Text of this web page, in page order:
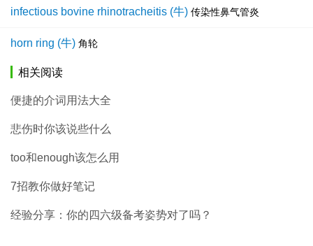
infectious bovine rhinotracheitis (牛) 传染性鼻气管炎
horn ring (牛) 角轮
相关阅读
便捷的介词用法大全
悲伤时你该说些什么
too和enough该怎么用
7招教你做好笔记
经验分享：你的四六级备考姿势对了吗？